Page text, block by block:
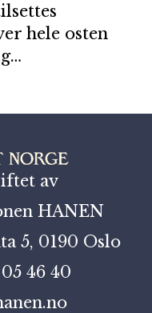
hele osten
av
HANEN
5, 0190 Oslo
46 40